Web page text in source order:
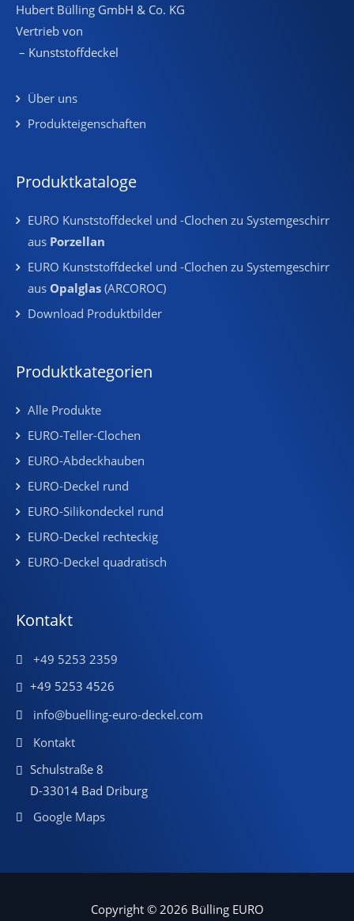
Hubert Bülling GmbH & Co. KG
Vertrieb von
– Kunststoffdeckel
Über uns
Produkteigenschaften
Produktkataloge
EURO Kunststoffdeckel und -Clochen zu Systemgeschirr
aus Porzellan
EURO Kunststoffdeckel und -Clochen zu Systemgeschirr
aus Opalglas (ARCOROC)
Download Produktbilder
Produktkategorien
Alle Produkte
EURO-Teller-Clochen
EURO-Abdeckhauben
EURO-Deckel rund
EURO-Silikondeckel rund
EURO-Deckel rechteckig
EURO-Deckel quadratisch
Kontakt
+49 5253 2359
+49 5253 4526
info@buelling-euro-deckel.com
Kontakt
Schulstraße 8
D-33014 Bad Driburg
Google Maps
Copyright © 2026 Bülling EURO